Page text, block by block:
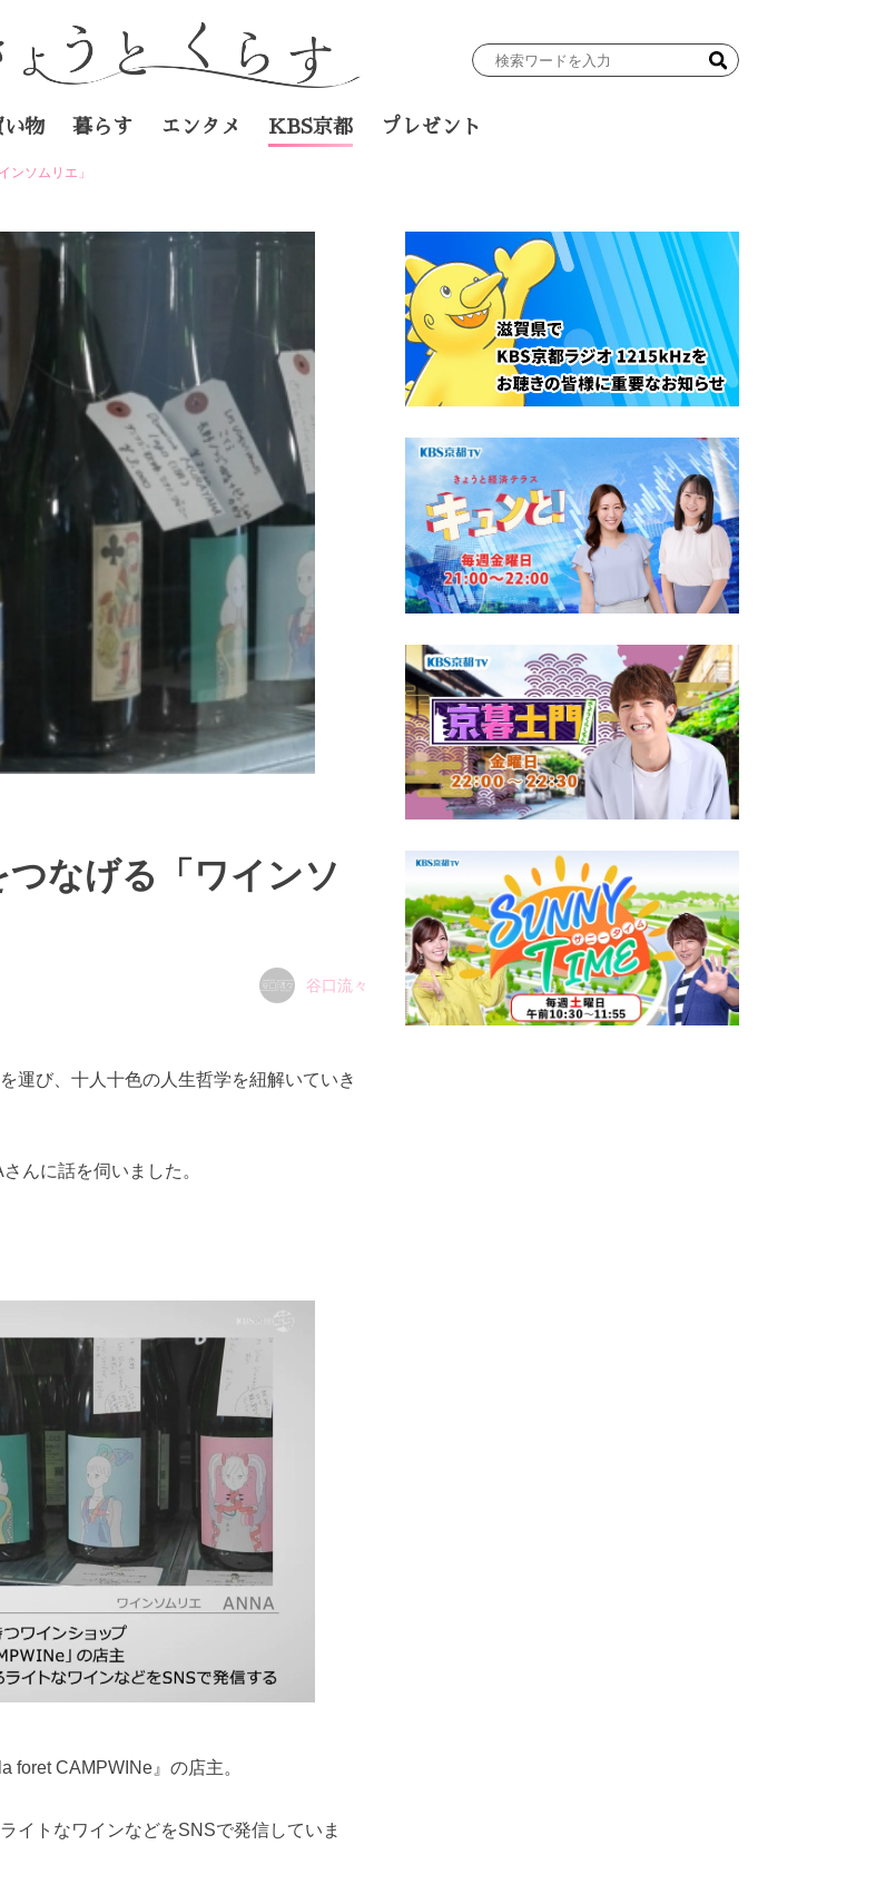
検
力
い物 暮らす エンタメ KBS京都 プレゼント
ンソムリエ」
なげる「ワインソ
谷口流々
運び、十人十色の人生哲学を紐解いていき
んに話を伺いました。
foret CAMPWINe』の店主。
イトなワインなどをSNSで発信していま